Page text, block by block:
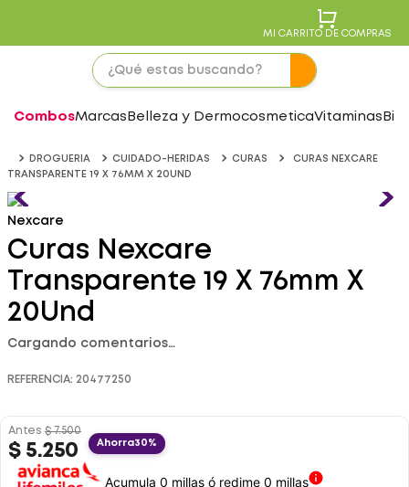
MI CARRITO DE COMPRAS
CombosMarcas Belleza y DermocosmeticaVitaminas
DROGUERIA CUIDADO-HERIDAS CURAS
CURAS NEXCARE
TRANSPARENTE 19 X 76MM X 20UND
Nexcare
Curas Nexcare
Transparente 19 X 76mm X
20Und
Cargando comentarios…
REFERENCIA: 20477250
Antes $ 7.500
$ 5.250 Ahorra30%
Acumula 0 millas ó redime 0 millas